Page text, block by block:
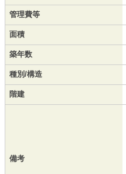
管理費等
面積
築年数
種別/構造
階建
備考